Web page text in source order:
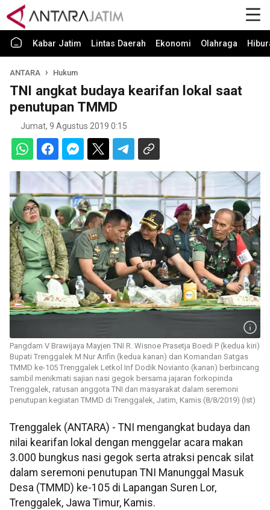
Kabar Jatim Lintas Daerah Ekonomi Olahraga
ANTARA Hukum
TNI angkat budaya kearifan lokal saat
penutupan TMMD
Jumat, 9 Agustus 2019 0:15
Pangdam V Brawijaya Mayjen TNI R. Wisnoe Prasetja Boedi P (kedua kiri)
Bupati Trenggalek M Nur Arifin (kedua kanan) dan Komandan Satgas
TMMD ke-105 Trenggalek Letkol Inf Dodik Novianto (kanan) berbincang
sambil menikmati sajian nasi gegok bersama jajaran forkopinda
Trenggalek, ratusan anggota TNI dan masyarakat dalam seremoni
penutupan kegiatan TMMD di Trenggalek, Jatim, Kamis (8/8/2019) (Ist)
Trenggalek (ANTARA) - TNI mengangkat budaya dan
nilai kearifan lokal dengan menggelar acara makan
3.000 bungkus nasi gegok serta atraksi pencak silat
dalam seremoni penutupan TNI Manunggal Masuk
Desa (TMMD) ke-105 di Lapangan Suren Lor,
Trenggalek, Jawa Timur, Kamis.